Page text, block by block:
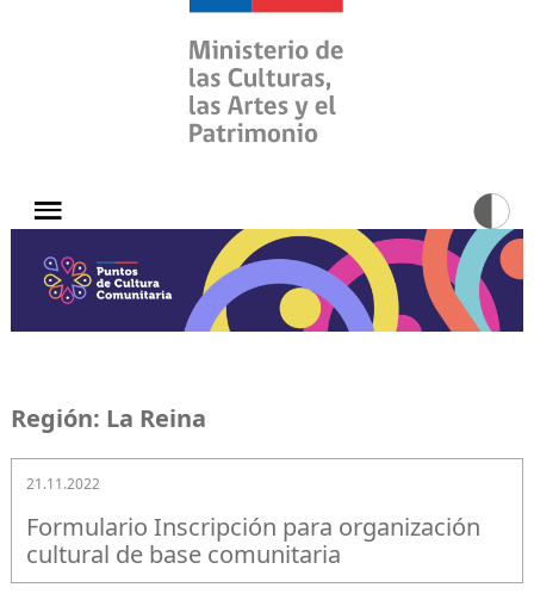
Región: La Reina
21.11.2022
Formulario Inscripción para organización
cultural de base comunitaria